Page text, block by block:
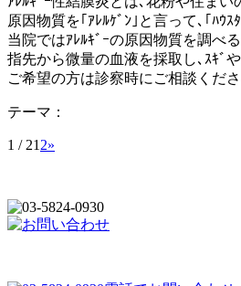
原因物質を｢ｱﾚﾙｹﾞﾝ｣と言って､｢ﾊｳ
当院ではｱﾚﾙｷﾞｰの原因物質を調べ
指先から微量の血液を採取し､ｽｷﾞ
ご希望の方は診察時にご相談くださ
テーマ：
1 / 21 2»